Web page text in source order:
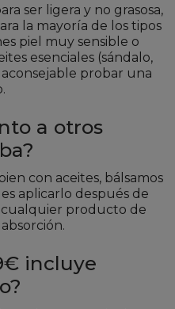
ser ligera y no grasosa,
la mayoría de los tipos
piel muy sensible o
esenciales (sándalo,
probar una
a otros
con aceites, bálsamos
aplicarlo después de
cualquier producto de
incluye